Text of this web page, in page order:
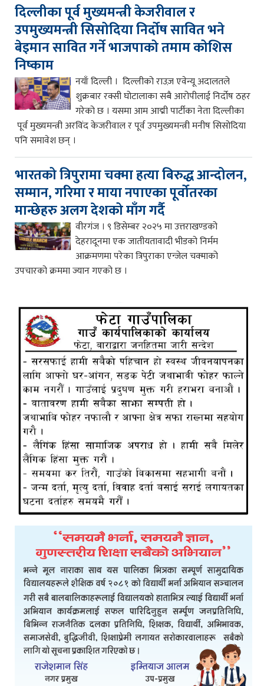
दिल्लीका पूर्व मुख्यमन्त्री केजरीवाल र
उपमुख्यमन्त्री सिसोदिया निर्दोष सावित भने
बेइमान सावित गर्ने भाजपाको तमाम कोशिस
निष्काम
नयाँ दिल्ली । दिल्लीको राउज़ एवेन्यू अदालतले
शुक्रबार रक्सी घोटालाका सबै आरोपीलाई निर्दोष ठहर
गरेको छ । यसमा आम आद्मी पार्टीका नेता दिल्लीका
पूर्व मुख्यमन्त्री अरविंद केजरीवाल र पूर्व उपमुख्यमन्त्री मनीष सिसोदिया
पनि समावेश छन् ।
भारतको त्रिपुरामा चक्मा हत्या बिरुद्ध आन्दोलन,
सम्मान, गरिमा र माया नपाएका पूर्वोतरका
मान्छेहरु अलग देशको माँग गर्दै
वीरगंज । ९ डिसेम्बर २०२५ मा उत्तराखण्डको
देहरादूनमा एक जातीयतावादी भीडको निर्मम
आक्रमणमा परेका त्रिपुराका एन्जेल चक्माको
उपचारको क्रममा ज्यान गएको छ ।